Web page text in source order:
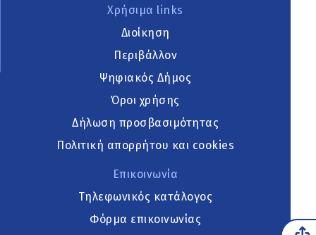
Χρήσιμα links
Διοίκηση
Περιβάλλον
Ψηφιακός Δήμος
Όροι χρήσης
Δήλωση προσβασιμότητας
Πολιτική απορρήτου και cookies
Επικοινωνία
Τηλεφωνικός κατάλογος
Φόρμα επικοινωνίας